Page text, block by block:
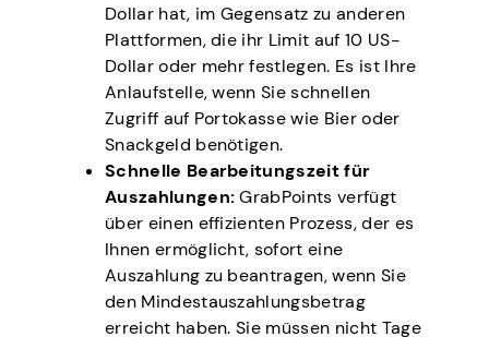
Dollar hat, im Gegensatz zu anderen
Plattformen, die ihr Limit auf 10 US-
Dollar oder mehr festlegen. Es ist Ihre
Anlaufstelle, wenn Sie schnellen
Zugriff auf Portokasse wie Bier oder
Snackgeld benötigen.
Schnelle Bearbeitungszeit für
Auszahlungen:GrabPoints verfügt
über einen effizienten Prozess, der es
Ihnen ermöglicht, sofort eine
Auszahlung zu beantragen, wenn Sie
den Mindestauszahlungsbetrag
erreicht haben. Sie müssen nicht Tage